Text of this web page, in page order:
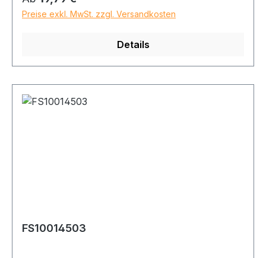
Preise exkl. MwSt. zzgl. Versandkosten
Details
FS10014503